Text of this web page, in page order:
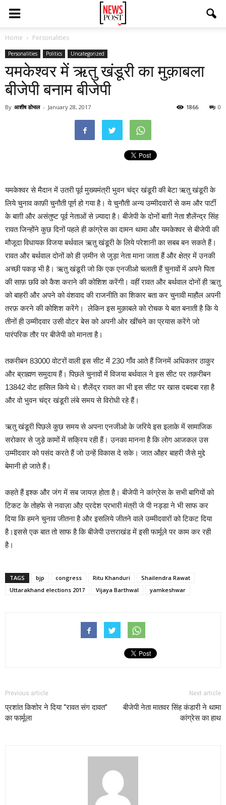
Home Personalities
Personalities Politics Uncategorized
यमकेश्वर में ऋतु खंडूरी का मुक़ाबला
बीजेपी बनाम बीजेपी
By आशीष डोभाल - January 28, 2017 0
1866
यमकेश्वर से मैदान में उतरी पूर्व मुख्यमंत्री भुवन चंद्र खंडूरी की बेटा ऋतु खंडूरी के
लिये चुनाव काफ़ी चुनौती पूर्ण हो गया है। ये चुनौती अन्य उम्मीदवारों से कम और पार्टी
के बाग़ी और असंतुष्ट पूर्व नेताओं से ज़्यादा है। बीजेपी के दोनों बाग़ी नेता शैलेंन्द्र सिंह
रावत जिन्होंने कुछ दिनों पहले ही कांग्रेस का दामन थामा और यमकेश्वर से बीजेपी की
मौजूदा विधायक विजया बर्थवाल ऋतु खंडूरी के लिये परेशानी का सबब बन सकते हैं।
रावत और बर्थवाल दोनों को ही ज़मीन से जुड़ा नेता माना जाता हैं और क्षेत्र में उनकी
अच्छी पकड़ भी है। ऋतु खंडूरी जो कि एक एनजीओ चलाती हैं चुनावों में अपने पिता
की साफ़ छवि को कैश कराने की कोशिश करेंगी। वहीं रावत और बर्थवाल दोनों ही ऋतु
को बाहरी और अपने को वंशवाद की राजनीति का शिकार बता कर चुनावी माहौल अपनी
तरफ़ करने की कोशिश करेंगे। लेकिन इस मुक़ाबले को रोचक ये बात बनाती है कि ये
तीनों ही उम्मीदवार उसी वोटर बेस को अपनी ओर खींचने का प्रयास करेंगे जो
पारंपरिक तौर पर बीजेपी को मानता है।
तकरीबन 83000 वोटरों वाली इस सीट में 230 गाँव आते हैं जिनमें अधिकतर ठाकुर
और ब्राह्मण समुदाय हैं। पिछले चुनावों में विजया बर्थवाल ने इस सीट पर तक़रीबन
13842 वोट हासिल किये थे। शैलेंद्र रावत का भी इस सीट पर खास दबदबा रहा है
और वो भुवन चंद्र खंडूरी लंबे समय से विरोधी रहे हैं।
ऋतु खंडूरी पिछले कुछ समय से अपना एनजीओ के जरिये इस इलाके में सामाजिक
सरोकार से जुड़े कामों में सक्रिय रही हैं। उनका मानना है कि लोग आजकल उस
उम्मीदवार को पसंद करते हैं जो उन्हें विकास दे सके। जात औहर बाहरी जैसे मुद्दे
बेमानी हो जाते हैं।
कहते हैं इश्क और जंग में सब जायज़ होता है। बीजेपी ने कांग्रेस के सभी बागियों को
टिकट के तोहफे से नवाज़ा औऱ प्रदेश प्रभारी मंत्री जे पी नड्डा ने भी साफ कर
दिया कि हमने चुनाव जीतना है और इसलिये जीतने वाले उम्मीदवारों को टिकट दिया
है।इससे एक बात तो साफ है कि बीजेपी उत्तराखंड में इसी फार्मूले पर काम कर रही
है।
TAGS bjp congress Ritu Khanduri
Shailendra Rawat
Uttarakhand elections 2017
Vijaya Barthwal yamkeshwar
Previous article
प्रशांत किशोर ने दिया “रावत संग दावत”
का फार्मूला
Next article
बीजेपी नेता मातवर सिंह कंडारी ने थामा
कांग्रेस का हाथ